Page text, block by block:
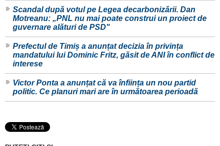
Scandal după votul pe Legea decarbonizării. Dan
Motreanu: „PNL nu mai poate construi un proiect de
guvernare alături de PSD"
Prefectul de Timiș a anunțat decizia în privința
mandatului lui Dominic Fritz, găsit de ANI în conflict de
interese
Victor Ponta a anunțat că va înființa un nou partid
politic. Ce planuri mari are în următoarea perioadă